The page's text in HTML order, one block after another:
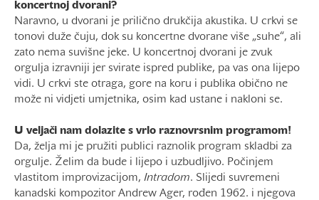
koncertnoj dvorani?
Naravno, u dvorani je prilično drukčija akustika. U crkvi se
tonovi duže čuju, dok su koncertne dvorane više „suhe“, ali
zato nema suvišne jeke. U koncertnoj dvorani je zvuk
orgulja izravniji jer svirate ispred publike, pa vas ona lijepo
vidi. U crkvi ste otraga, gore na koru i publika obično ne
može ni vidjeti umjetnika, osim kad ustane i nakloni se.
U veljači nam dolazite s vrlo raznovrsnim programom!
Da, želja mi je pružiti publici raznolik program skladbi za
orgulje. Želim da bude i lijepo i uzbudljivo. Počinjem
vlastitom improvizacijom, Intradom. Slijedi suvremeni
kanadski kompozitor Andrew Ager, rođen 1962. i njegova